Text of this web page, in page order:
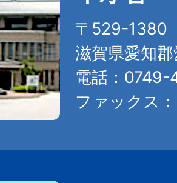
〒529-
滋賀県愛知
電話：0749-
ファックス